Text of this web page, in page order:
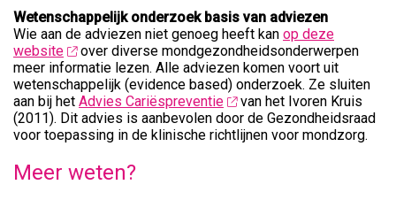
Wetenschappelijk onderzoek basis van adviezen
Wie aan de adviezen niet genoeg heeft kan op deze
website
over diverse mondgezondheidsonderwerpen
meer informatie lezen. Alle adviezen komen voort uit
wetenschappelijk (evidence based) onderzoek. Ze sluiten
aan bij het Advies Cariëspreventie
van het Ivoren Kruis
(2011). Dit advies is aanbevolen door de Gezondheidsraad
voor toepassing in de klinische richtlijnen voor mondzorg.
Meer weten?